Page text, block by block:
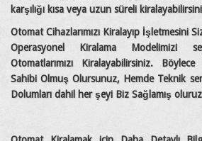
karşılığı kısa veya uzun süreli
Otomat Cihazlarımızı Kiralayıp İşletmesini
Operasyonel Kiralama Modelimizi
Otomatlarımızı Kiralayabilirsiniz.
Sahibi Olmuş Olursunuz, Hemde Teknik
Dolumları dahil her şeyi Biz Sağlamış